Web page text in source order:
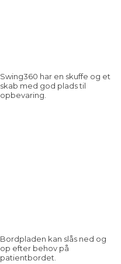
Swing360 har en skuffe og et
skab med god plads til
opbevaring.
Bordpladen kan slås ned og
op efter behov på
patientbordet.